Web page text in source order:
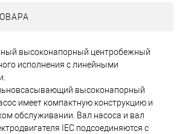
высоконапорный центробежный
исполнения с линейными
высоконапорный
имеет компактную конструкцию и
обслуживании. Вал насоса и вал
IEC подсоединяются с